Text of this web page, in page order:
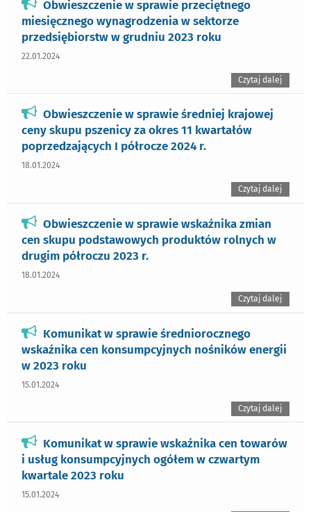
Obwieszczenie w sprawie przeciętnego
miesięcznego wynagrodzenia w sektorze
przedsiębiorstw w grudniu 2023 roku
22.01.2024
Czytaj dalej
Obwieszczenie w sprawie średniej krajowej
ceny skupu pszenicy za okres 11 kwartałów
poprzedzających I półrocze 2024 r.
18.01.2024
Czytaj dalej
Obwieszczenie w sprawie wskaźnika zmian
cen skupu podstawowych produktów rolnych w
drugim półroczu 2023 r.
18.01.2024
Czytaj dalej
Komunikat w sprawie średniorocznego
wskaźnika cen konsumpcyjnych nośników energii
w 2023 roku
15.01.2024
Czytaj dalej
Komunikat w sprawie wskaźnika cen towarów
i usług konsumpcyjnych ogółem w czwartym
kwartale 2023 roku
15.01.2024